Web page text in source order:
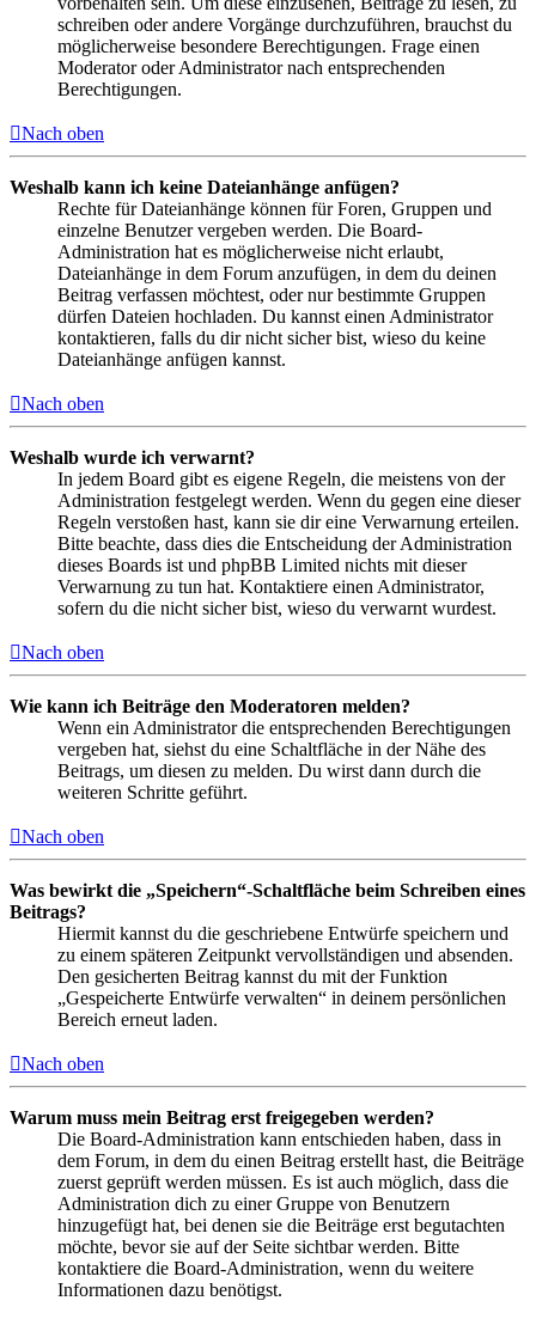
schreiben oder andere Vorgänge durchzuführen, brauchst du
möglicherweise besondere Berechtigungen. Frage einen
Moderator oder Administrator nach entsprechenden
Berechtigungen.
Nach oben
Weshalb kann ich keine Dateianhänge anfügen?
Rechte für Dateianhänge können für Foren, Gruppen und
einzelne Benutzer vergeben werden. Die Board-
Administration hat es möglicherweise nicht erlaubt,
Dateianhänge in dem Forum anzufügen, in dem du deinen
Beitrag verfassen möchtest, oder nur bestimmte Gruppen
dürfen Dateien hochladen. Du kannst einen Administrator
kontaktieren, falls du dir nicht sicher bist, wieso du keine
Dateianhänge anfügen kannst.
Nach oben
Weshalb wurde ich verwarnt?
In jedem Board gibt es eigene Regeln, die meistens von der
Administration festgelegt werden. Wenn du gegen eine dieser
Regeln verstoßen hast, kann sie dir eine Verwarnung erteilen.
Bitte beachte, dass dies die Entscheidung der Administration
dieses Boards ist und phpBB Limited nichts mit dieser
Verwarnung zu tun hat. Kontaktiere einen Administrator,
sofern du die nicht sicher bist, wieso du verwarnt wurdest.
Nach oben
Wie kann ich Beiträge den Moderatoren melden?
Wenn ein Administrator die entsprechenden Berechtigungen
vergeben hat, siehst du eine Schaltfläche in der Nähe des
Beitrags, um diesen zu melden. Du wirst dann durch die
weiteren Schritte geführt.
Nach oben
Was bewirkt die „Speichern“-Schaltfläche beim Schreiben eines
Beitrags?
Hiermit kannst du die geschriebene Entwürfe speichern und
zu einem späteren Zeitpunkt vervollständigen und absenden.
Den gesicherten Beitrag kannst du mit der Funktion
„Gespeicherte Entwürfe verwalten“ in deinem persönlichen
Bereich erneut laden.
Nach oben
Warum muss mein Beitrag erst freigegeben werden?
Die Board-Administration kann entschieden haben, dass in
dem Forum, in dem du einen Beitrag erstellt hast, die Beiträge
zuerst geprüft werden müssen. Es ist auch möglich, dass die
Administration dich zu einer Gruppe von Benutzern
hinzugefügt hat, bei denen sie die Beiträge erst begutachten
möchte, bevor sie auf der Seite sichtbar werden. Bitte
kontaktiere die Board-Administration, wenn du weitere
Informationen dazu benötigst.